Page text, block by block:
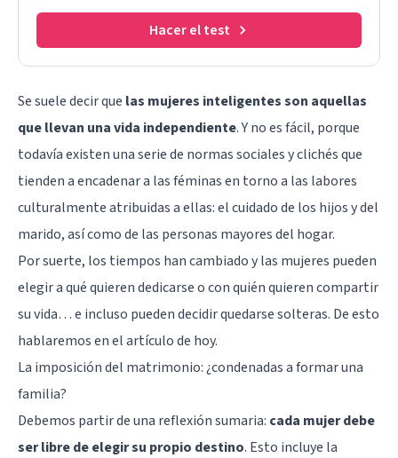
Hacer el test
Se suele decir que las mujeres inteligentes son aquellas
que llevan una vida independiente. Y no es fácil, porque
todavía existen una serie de normas sociales y clichés que
tienden a encadenar a las féminas en torno a las labores
culturalmente atribuidas a ellas: el cuidado de los hijos y del
marido, así como de las personas mayores del hogar.
Por suerte, los tiempos han cambiado y las mujeres pueden
elegir a qué quieren dedicarse o con quién quieren compartir
su vida… e incluso pueden decidir quedarse solteras. De esto
hablaremos en el artículo de hoy.
La imposición del matrimonio: ¿condenadas a formar una
familia?
Debemos partir de una reflexión sumaria: cada mujer debe
ser libre de elegir su propio destino. Esto incluye la